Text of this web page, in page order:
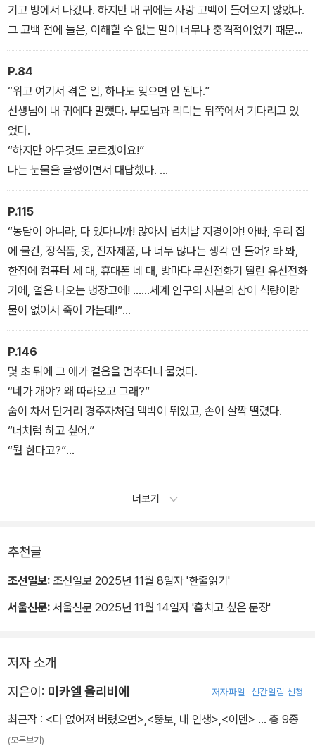
기고 방에서 나갔다. 하지만 내 귀에는 사랑 고백이 들어오지 않았다.
그 고백 전에 들은, 이해할 수 없는 말이 너무나 충격적이었기 때문이
다. 아까 자이나바의 다리에 매달린 아이가 바로 자이나바의 아들이
었던 것이다.
P.84
“위고 여기서 겪은 일, 하나도 잊으면 안 된다.”
선생님이 내 귀에다 말했다. 부모님과 리디는 뒤쪽에서 기다리고 있
었다.
“하지만 아무것도 모르겠어요!”
나는 눈물을 글썽이면서 대답했다.
“알게 될 거야, 위고. 알게 될 거란다…….”
P.115
“농담이 아니라, 다 있다니까! 많아서 넘쳐날 지경이야! 아빠, 우리 집
에 물건, 장식품, 옷, 전자제품, 다 너무 많다는 생각 안 들어? 봐 봐,
한집에 컴퓨터 세 대, 휴대폰 네 대, 방마다 무선전화기 딸린 유선전화
기에, 얼음 나오는 냉장고에! ……세계 인구의 사분의 삼이 식량이랑
물이 없어서 죽어 가는데!”
“아! 본론이 나오는구먼!”
P.146
몇 초 뒤에 그 애가 걸음을 멈추더니 물었다.
“네가 개야? 왜 따라오고 그래?”
숨이 차서 단거리 경주자처럼 맥박이 뛰었고, 손이 살짝 떨렸다.
“너처럼 하고 싶어.”
“뭘 한다고?”
“포스터에 낙서하고, 광고를 청소하는 거.”
더보기
추천글
조선일보: 조선일보 2025년 11월 8일자 '한줄읽기'
서울신문: 서울신문 2025년 11월 14일자 '훔치고 싶은 문장'
저자 소개
지은이: 미카엘 올리비에 저자파일 신간알림 신청
최근작 : <다 없어져 버렸으면> <뚱보, 내 인생> <이덴> … 총 9종
(모두보기)